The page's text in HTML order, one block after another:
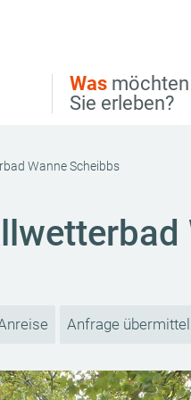
Was möchten
Sie erleben?
Wanne Scheibbs
Anfrage